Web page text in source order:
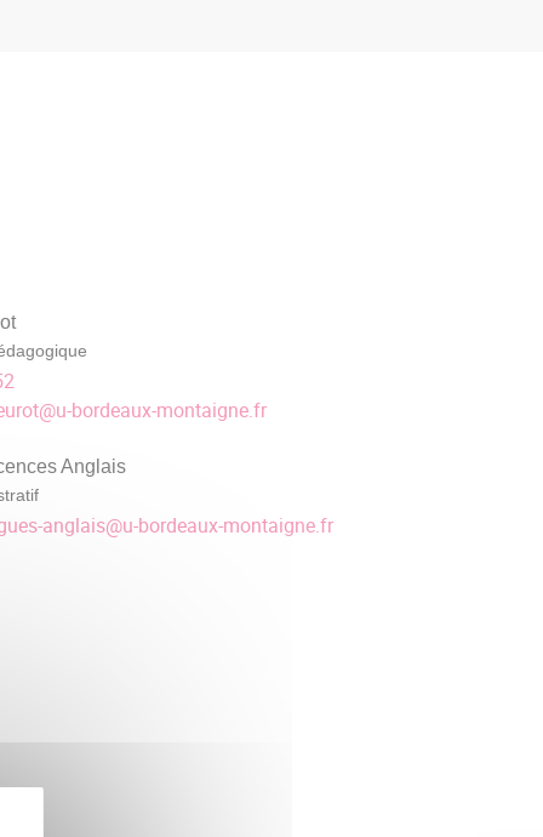
@u-bordeaux-montaigne.fr
Anglais
anglais@u-bordeaux-montaigne.fr